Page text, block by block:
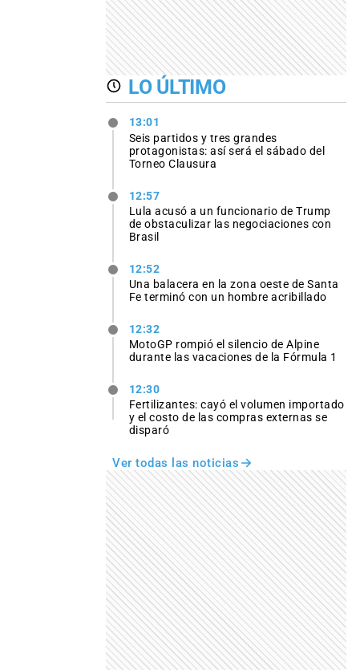
LO ÚLTIMO
13:01
Seis partidos y tres grandes
protagonistas: así será el sábado del
Torneo Clausura
12:57
Lula acusó a un funcionario de Trump
de obstaculizar las negociaciones con
Brasil
12:52
Una balacera en la zona oeste de Santa
Fe terminó con un hombre acribillado
12:32
MotoGP rompió el silencio de Alpine
durante las vacaciones de la Fórmula 1
12:30
Fertilizantes: cayó el volumen importado
y el costo de las compras externas se
disparó
Ver todas las noticias